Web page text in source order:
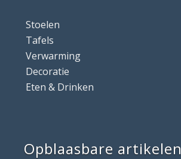
Stoelen
Tafels
Verwarming
Decoratie
Eten & Drinken
Opblaasbare artikelen